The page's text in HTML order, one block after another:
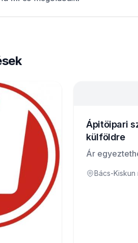
Ápitöipari
külföldre
Ár
Bács-Kiskun